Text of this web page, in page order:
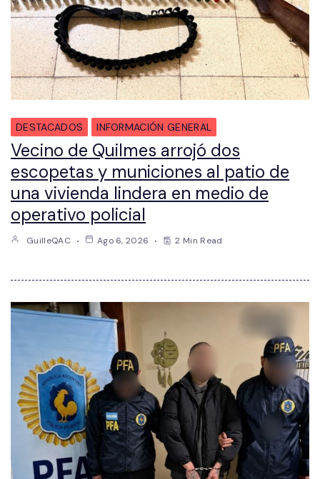
DESTACADOS INFORMACIÓN GENERAL
Vecino de Quilmes arrojó dos
escopetas y municiones al patio de
una vivienda lindera en medio de
operativo policial
GuilleQAC Ago 6, 2026 2 Min Read